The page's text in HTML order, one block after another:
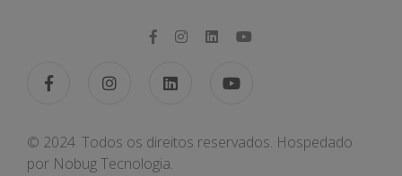
© 2024. Todos os direitos reservados. Hospedado
por Nobug Tecnologia.